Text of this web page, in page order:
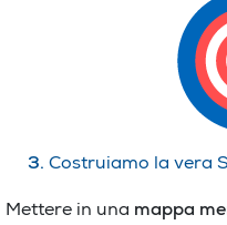
3. Costruiamo la vera
Mettere in una mappa